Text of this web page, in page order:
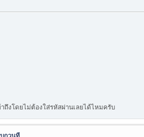
ถึงโดยไม่ต้องใส่รหัสผ่านเลยได้ไหมครับ